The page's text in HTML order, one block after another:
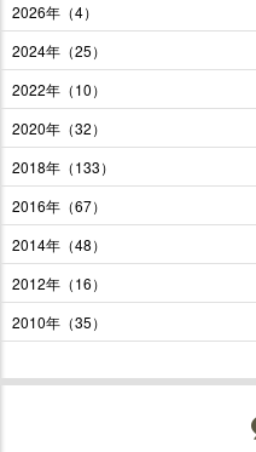
2026年（4）
2024年（25）
2022年（10）
2020年（32）
2018年（133）
2016年（67）
2014年（48）
2012年（16）
2010年（35）